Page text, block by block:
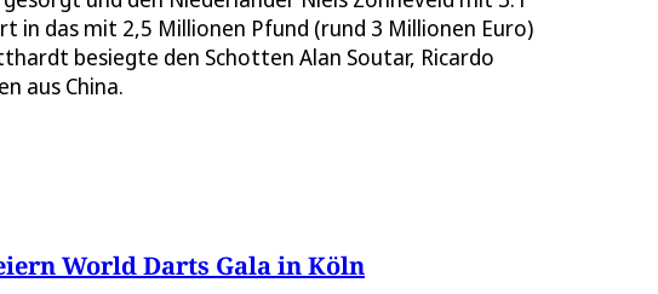
in das mit 2,5 Millionen Pfund (rund 3 Millionen Euro)
besiegte den Schotten Alan Soutar, Ricardo
aus China.
World Darts Gala in Köln